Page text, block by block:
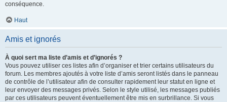
conséquence.
Haut
Amis et ignorés
À quoi sert ma liste d’amis et d’ignorés ?
Vous pouvez utiliser ces listes afin d’organiser et trier certains utilisateurs du
forum. Les membres ajoutés à votre liste d’amis seront listés dans le panneau
de contrôle de l’utilisateur afin de consulter rapidement leur statut en ligne et
leur envoyer des messages privés. Selon le style utilisé, les messages publiés
par ces utilisateurs peuvent éventuellement être mis en surbrillance. Si vous